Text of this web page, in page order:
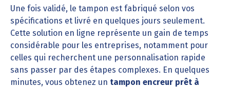
Une fois validé, le tampon est fabriqué selon vos
spécifications et livré en quelques jours seulement.
Cette solution en ligne représente un gain de temps
considérable pour les entreprises, notamment pour
celles qui recherchent une personnalisation rapide
sans passer par des étapes complexes. En quelques
minutes, vous obtenez un tampon encreur prêt à